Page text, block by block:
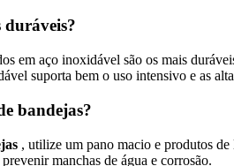
duráveis?
em aço inoxidável são os mais
suporta bem o uso intensivo e as
bandejas?
, utilize um pano macio e produtos
manchas de água e corrosão.